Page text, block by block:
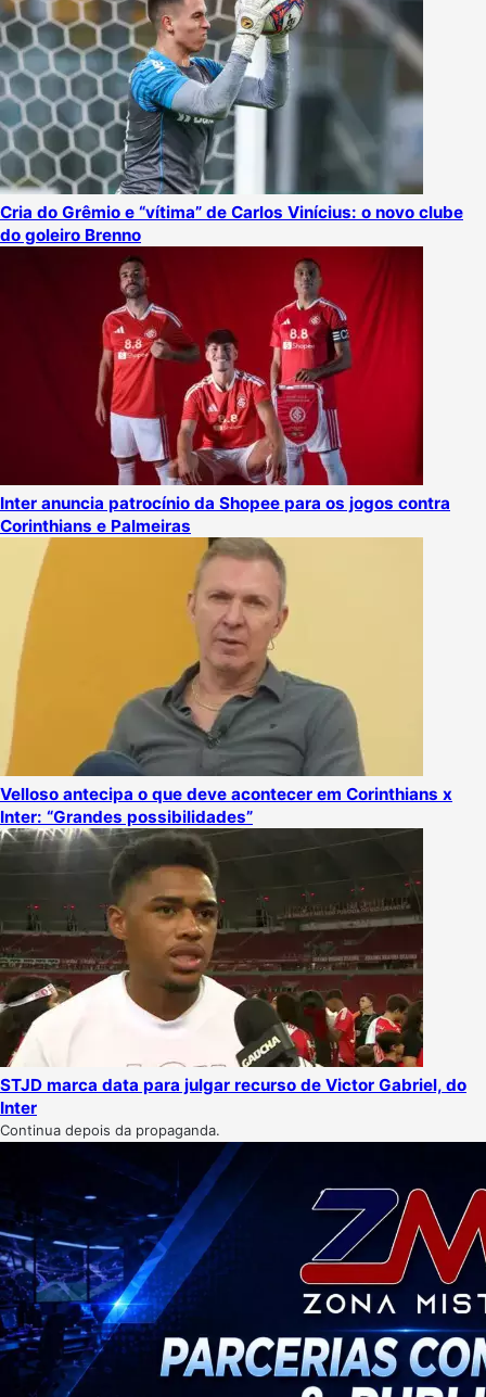
Cria do Grêmio e “vítima” de Carlos Vinícius: o novo clube
do goleiro Brenno
Inter anuncia patrocínio da Shopee para os jogos contra
Corinthians e Palmeiras
Velloso antecipa o que deve acontecer em Corinthians x
Inter: “Grandes possibilidades”
STJD marca data para julgar recurso de Victor Gabriel, do
Inter
Continua depois da propaganda.